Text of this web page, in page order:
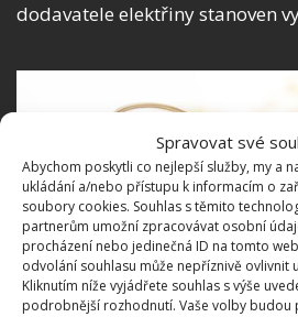
Spravovat své
Abychom poskytli co nejlepší služby, my a
ukládání a/nebo přístupu k informacím o
soubory cookies. Souhlas s těmito
partnerům umožní zpracovávat osobní
procházení nebo jedinečná ID na tomto
odvolání souhlasu může nepříznivě ovlivnit
Kliknutím níže vyjádřete souhlas s výše
podrobnější rozhodnutí. Vaše volby budou
dodavatele elektřiny stanoven